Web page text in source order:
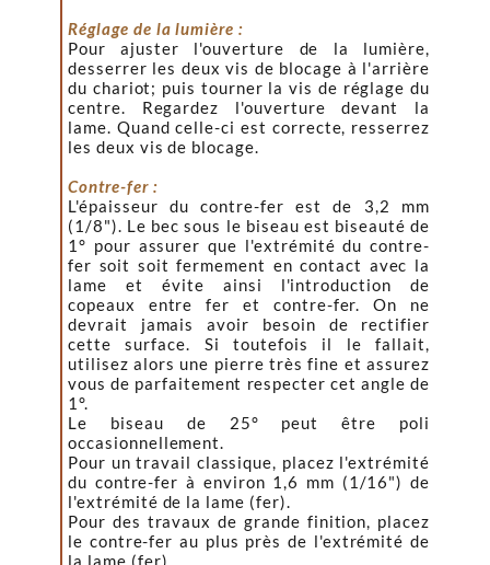
Réglage de la lumière :
Pour ajuster l'ouverture de la lumière,
desserrer les deux vis de blocage à l'arrière
du chariot; puis tourner la vis de réglage du
centre. Regardez l'ouverture devant la
lame. Quand celle-ci est correcte, resserrez
les deux vis de blocage.
Contre-fer :
L'épaisseur du contre-fer est de 3,2 mm
(1/8"). Le bec sous le biseau est biseauté de
1° pour assurer que l'extrémité du contre-
fer soit soit fermement en contact avec la
lame et évite ainsi l'introduction de
copeaux entre fer et contre-fer. On ne
devrait jamais avoir besoin de rectifier
cette surface. Si toutefois il le fallait,
utilisez alors une pierre très fine et assurez
vous de parfaitement respecter cet angle de
1°.
Le biseau de 25° peut être poli
occasionnellement.
Pour un travail classique, placez l'extrémité
du contre-fer à environ 1,6 mm (1/16") de
l'extrémité de la lame (fer).
Pour des travaux de grande finition, placez
le contre-fer au plus près de l'extrémité de
la lame (fer).